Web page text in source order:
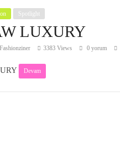
Spotlight
LUXURY
Fashionziner 3383 Views 0 yorum
Devam